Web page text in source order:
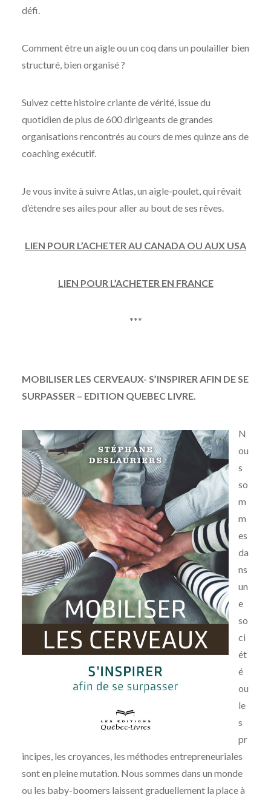
défi.
Comment être un aigle ou un coq dans un poulailler bien
structuré, bien organisé ?
Suivez cette histoire criante de vérité, issue du
quotidien de plus de 600 dirigeants de grandes
organisations rencontrés au cours de mes quinze ans de
coaching exécutif.
Je vous invite à suivre Atlas, un aigle-poulet, qui rêvait
d’étendre ses ailes pour aller au bout de ses rêves.
LIEN POUR L’ACHETER AU CANADA OU AUX USA
LIEN POUR L’ACHETER EN FRANCE
***
MOBILISER LES CERVEAUX- S’INSPIRER AFIN DE SE
SURPASSER – EDITION QUEBEC LIVRE.
N
ou
s
so
m
m
es
da
ns
un
e
so
ci
ét
é
ou
le
s
pr
incipes, les croyances, les méthodes entrepreneuriales
sont en pleine mutation. Nous sommes dans un monde
ou les baby-boomers laissent graduellement la place à